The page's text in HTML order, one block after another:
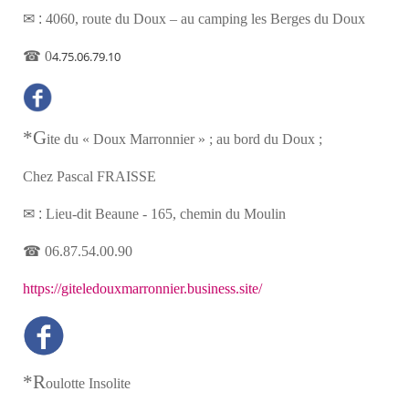
✉ : 4060, route du Doux – au camping les Berges du Doux
☎ 04.75.06.79.10
*Gite du « Doux Marronnier » ; au bord du Doux ;
Chez Pascal FRAISSE
✉ : Lieu-dit Beaune - 165, chemin du Moulin
☎ 06.87.54.00.90
https://giteledouxmarronnier.business.site/
*Roulotte Insolite